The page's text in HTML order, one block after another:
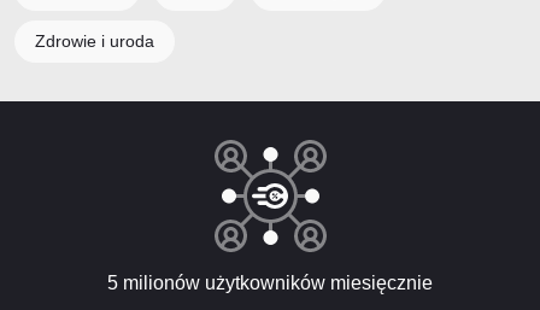
Zdrowie i uroda
5 milionów użytkowników miesięcznie